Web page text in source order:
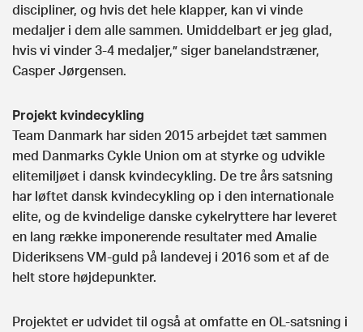
discipliner, og hvis det hele klapper, kan vi vinde
medaljer i dem alle sammen. Umiddelbart er jeg glad,
hvis vi vinder 3-4 medaljer,” siger banelandstræner,
Casper Jørgensen.
Projekt kvindecykling
Team Danmark har siden 2015 arbejdet tæt sammen
med Danmarks Cykle Union om at styrke og udvikle
elitemiljøet i dansk kvindecykling. De tre års satsning
har løftet dansk kvindecykling op i den internationale
elite, og de kvindelige danske cykelryttere har leveret
en lang række imponerende resultater med Amalie
Dideriksens VM-guld på landevej i 2016 som et af de
helt store højdepunkter.
Projektet er udvidet til også at omfatte en OL-satsning i